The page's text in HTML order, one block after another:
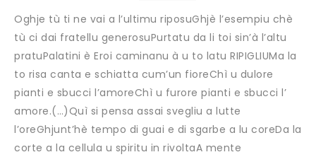
Oghje tù ti ne vai a l’ultimu riposuGhjè l’esempiu chè
tù ci dai fratellu generosuPurtatu da li toi sin’à l’altu
pratuPalatini è Eroi caminanu à u to latu RIPIGLIUMa la
to risa canta e schiatta cum’un fioreChì u dulore
pianti e sbucci l’amoreChì u furore pianti e sbucci l’
amore.(…)Quì si pensa assai svegliu a lutte
l’oreGhjunt’hè tempo di guai e di sgarbe a lu coreDa la
corte a la cellula u spiritu in rivoltaA mente